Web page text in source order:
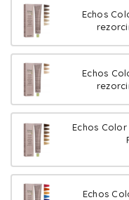
Echos
Echos
Echos
Echos